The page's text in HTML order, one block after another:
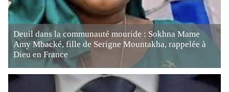
Deuil dans la communauté mouride : Sokhna Mame
Amy Mbacké, fille de Serigne Mountakha, rappelée à
Dieu en France